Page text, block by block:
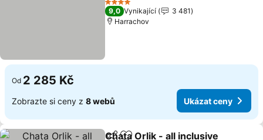
4 Počet hvězdiček
9,0 Vynikající
3 481
Harrachov
Od 2 285 Kč
Zobrazte si ceny z 8 webů Ukázat ceny
Chata Orlik - all inclusive